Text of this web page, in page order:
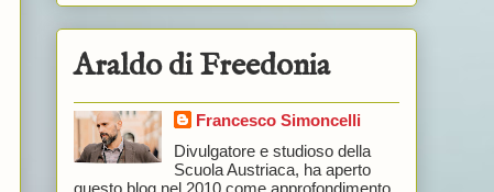
Araldo di Freedonia
Francesco Simoncelli
Divulgatore e studioso della
Scuola Austriaca, ha aperto
questo blog nel 2010 come approfondimento